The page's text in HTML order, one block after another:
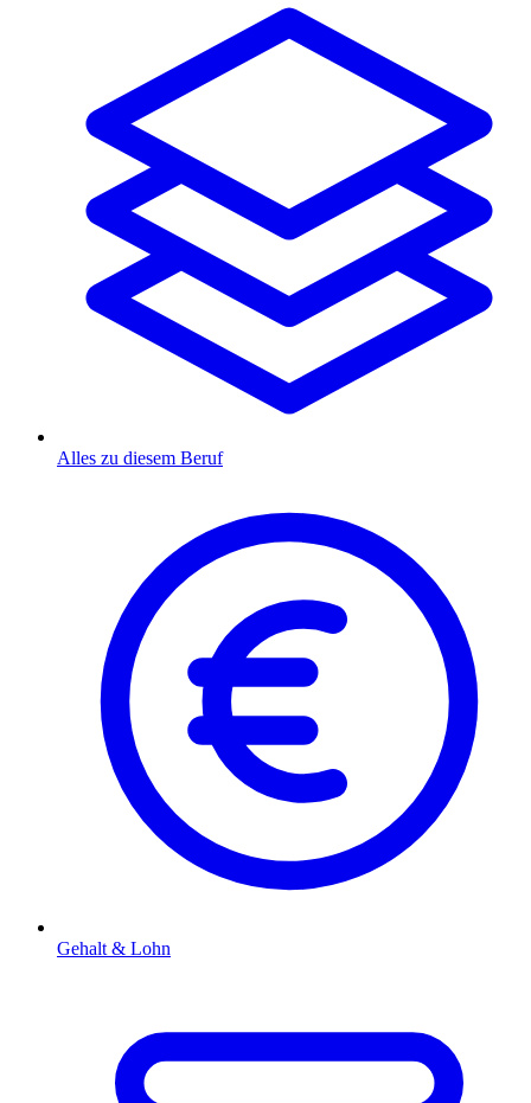
Alles zu diesem Beruf
Gehalt & Lohn